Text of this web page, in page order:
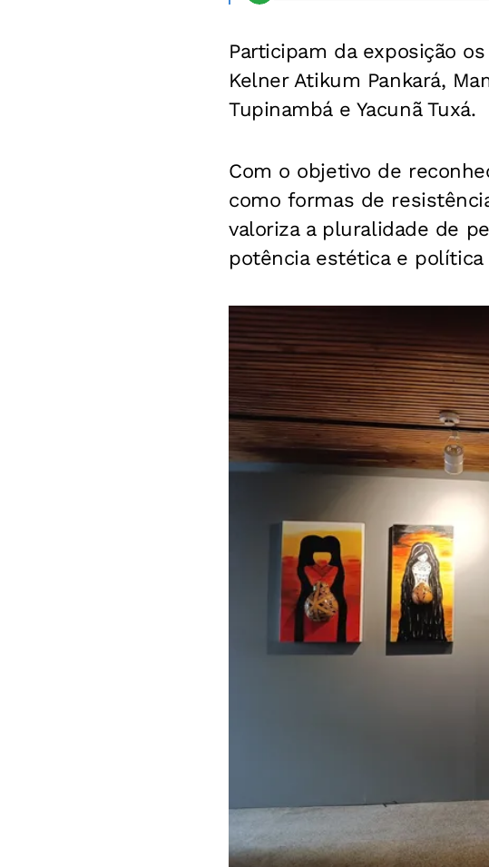
Participam da exposição
Kelner Atikum Pankará,
Tupinambá e Yacunã Tuxá.
Com o objetivo de
como formas de
valoriza a pluralidade de
potência estética e